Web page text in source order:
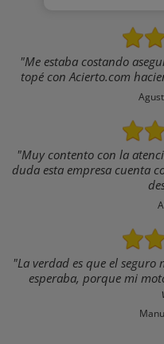
"Me estaba costando
topé con Acierto.com
"Muy contento con la
duda esta empresa cuenta
"La verdad es que el seguro
esperaba, porque mi